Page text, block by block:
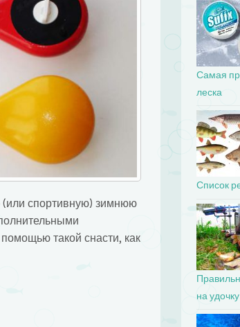
(или спортивную) зимнюю
такой снасти, как
Самая
леска
Список
на удочку